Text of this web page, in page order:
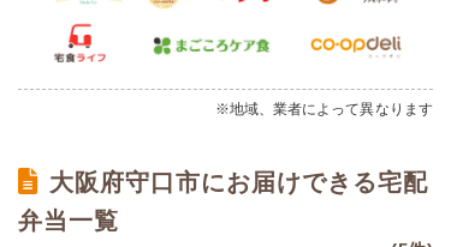
※地域、業者によって異なります
大阪府守口市にお届けできる宅配
弁当一覧